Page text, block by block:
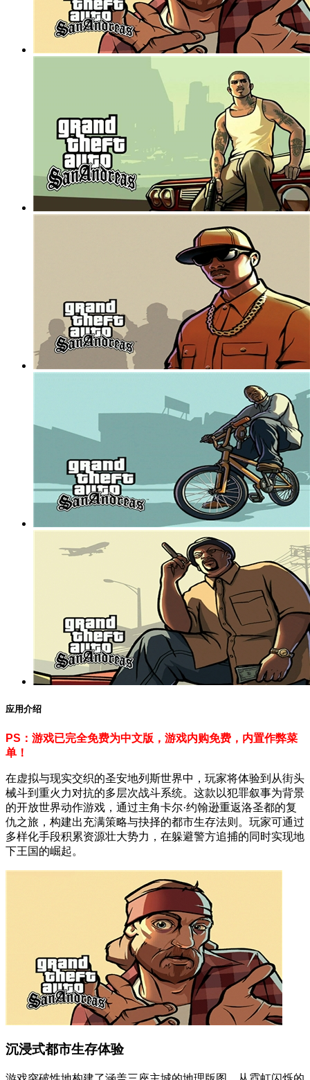
应用介绍
PS：游戏已完全免费为中文版，游戏内购免费，内置作弊菜
单！
在虚拟与现实交织的圣安地列斯世界中，玩家将体验到从街头
械斗到重火力对抗的多层次战斗系统。这款以犯罪叙事为背景
的开放世界动作游戏，通过主角卡尔·约翰逊重返洛圣都的复
仇之旅，构建出充满策略与抉择的都市生存法则。玩家可通过
多样化手段积累资源壮大势力，在躲避警方追捕的同时实现地
下王国的崛起。
沉浸式都市生存体验